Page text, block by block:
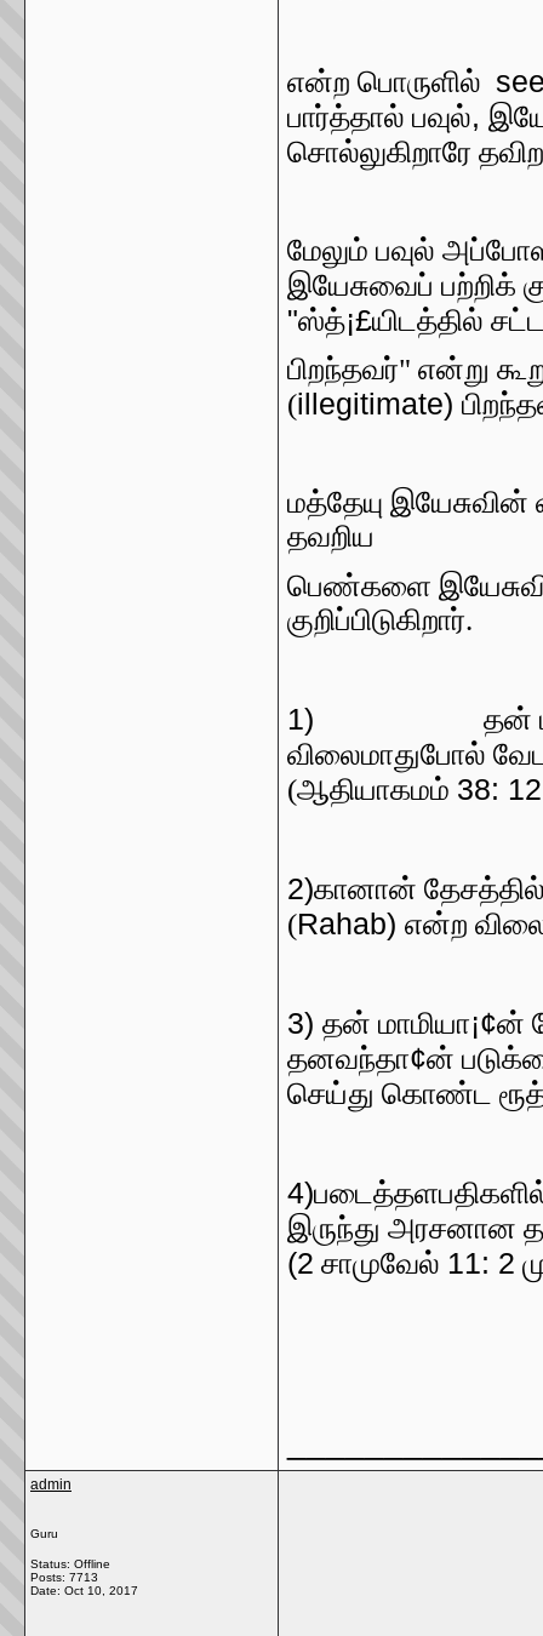
என்ற பொருளில்
பார்த்தால் பவுல்,
சொல்லுகிறாரே
மேலும் பவுல்
இயேசுவைப் பற்றிக்
"ஸ்த்¡£யிடத்தில்
பிறந்தவர்" என்று
(illegitimate)
மத்தேயு
தவறிய
பெண்களை
குறிப்பிடுகிறார்.
1) தன்
விலைமாதுபோல்
(ஆதியாகமம் 38: 12
2)கானான்
(Rahab) என்ற
3) தன் மாமியா¡¢ன்
தனவந்தா¢ன்
செய்து கொண்ட
4)
இருந்து அரசனான
(2 சாமுவேல் 11: 2
admin
Guru
Status: Offline
Posts: 7713
Date: Oct 10, 2017